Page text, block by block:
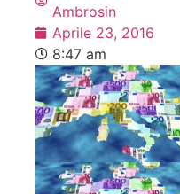
Ambrosin
Aprile 23, 2016
8:47 am